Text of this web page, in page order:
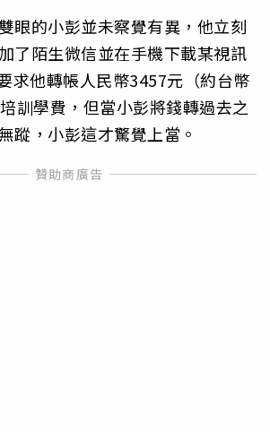
眼的小彭並未察覺有異，他立刻
了陌生微信並在手機下載某視訊
求他轉帳人民幣3457元（約台幣
訓學費，但當小彭將錢轉過去之
蹤，小彭這才驚覺上當。